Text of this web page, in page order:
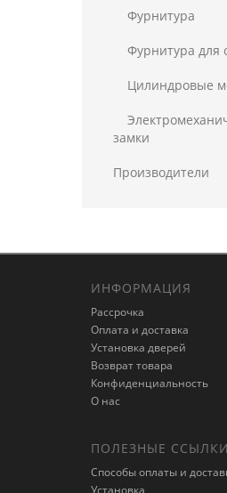
Фурнитура
Фурнитура для
Цилиндровые
замки
Производители
ИНФОРМАЦИЯ
Рассрочка
Оплата и доставка
Установка дверей
Возврат товара
Конфиденциальность
О нас
ПОЛЕЗНЫЕ ССЫЛКИ
Способы оплаты и
Установка